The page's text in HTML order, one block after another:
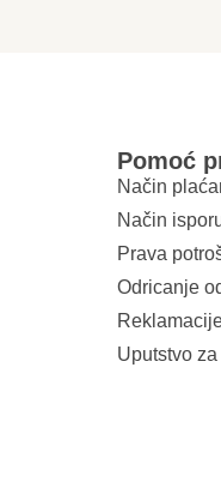
Pomoć
Način
Način
Prava
Odricanje
Uputstvo